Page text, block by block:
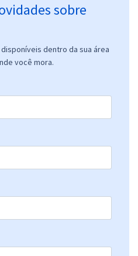
sobre
dentro da sua área
você mora.